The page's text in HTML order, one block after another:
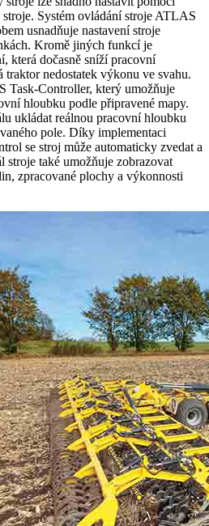
Systém ovládání stroje ATLAS
usnadňuje nastavení stroje
Kromě jiných funkcí je
která dočasně sníží pracovní
nedostatek výkonu ve svahu.
Task-Controller, který umožňuje
hloubku podle připravené mapy.
ukládat reálnou pracovní hloubku
pole. Díky implementaci
se stroj může automaticky zvedat a
stroje také umožňuje zobrazovat
zpracované plochy a výkonnosti